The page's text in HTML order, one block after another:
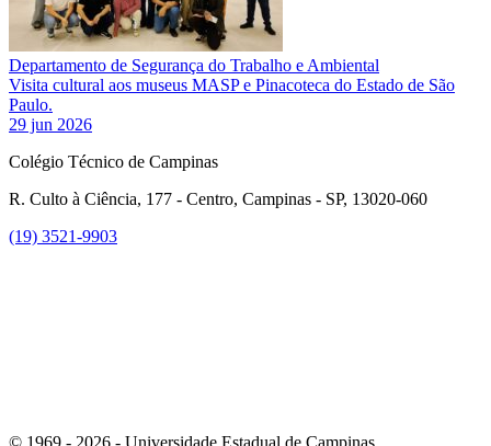
Departamento de Segurança do Trabalho e Ambiental
Visita cultural aos museus MASP e Pinacoteca do Estado de São
Paulo.
29 jun 2026
Colégio Técnico de Campinas
R. Culto à Ciência, 177 - Centro, Campinas - SP, 13020-060
(19) 3521-9903
© 1969 - 2026 - Universidade Estadual de Campinas